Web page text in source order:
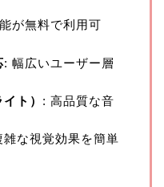
が無料で利用可
: 幅広いユーザー層
ト） : 高品質な音
雑な視覚効果を簡単